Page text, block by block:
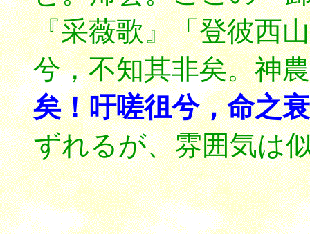
『采薇歌』「登彼西
兮，不知其非矣。神
矣！吁嗟徂兮，命之
ずれるが、雰囲気は